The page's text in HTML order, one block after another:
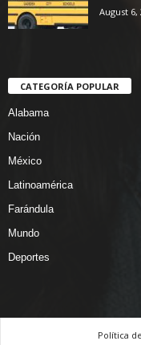
August 6,
CATEGORÍA POPULAR
Alabama
Nación
México
Latinoamérica
Farándula
Mundo
Deportes
Política